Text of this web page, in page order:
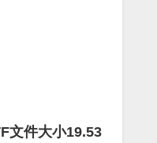
文件大小19.53